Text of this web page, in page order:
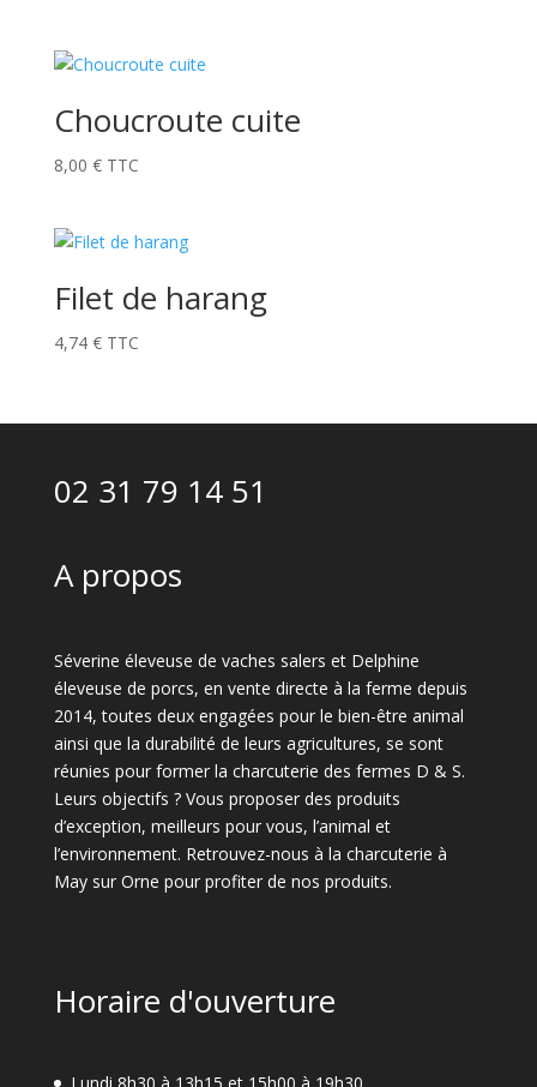
Choucroute cuite
8,00 € TTC
Filet de harang
4,74 € TTC
02 31 79 14 51
A propos
Séverine éleveuse de vaches salers et Delphine
éleveuse de porcs, en vente directe à la ferme depuis
2014, toutes deux engagées pour le bien-être animal
ainsi que la durabilité de leurs agricultures, se sont
réunies pour former la charcuterie des fermes D & S.
Leurs objectifs ? Vous proposer des produits
d’exception, meilleurs pour vous, l’animal et
l’environnement. Retrouvez-nous à la charcuterie à
May sur Orne pour profiter de nos produits.
Horaire d'ouverture